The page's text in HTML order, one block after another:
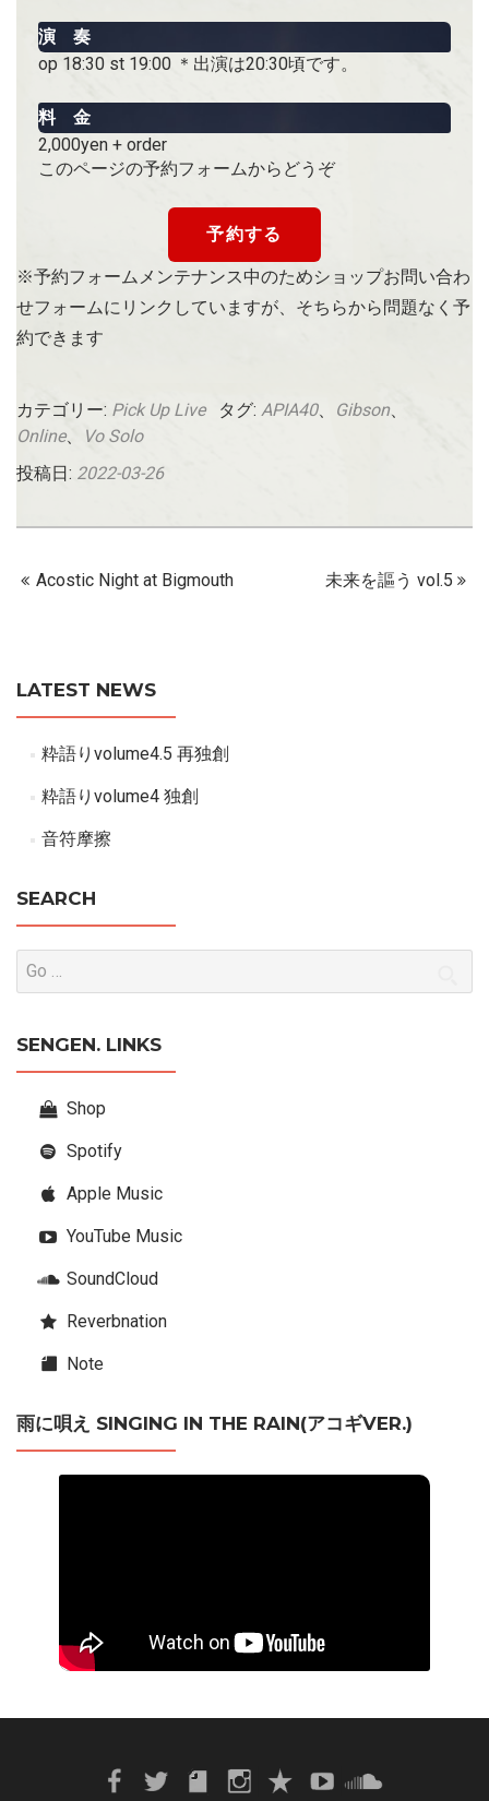
演 奏
op 18:30 st 19:00 ＊出演は20:30頃です。
料 金
2,000yen + order
このページの予約フォームからどうぞ
予約する
※予約フォームメンテナンス中のためショップお問い合わ
せフォームにリンクしていますが、そちらから問題なく予
約できます
カテゴリー: Pick Up Liveタグ: APIA40、 Gibson、
Online、
Vo Solo
投稿日: 2022-03-26
Acostic Night at Bigmouth 未来を謳う vol.5
LATEST NEWS
粋語りvolume4.5 再独創
粋語りvolume4 独創
音符摩擦
SEARCH
SENGEN. LINKS
Shop
Spotify
Apple Music
YouTube Music
SoundCloud
Reverbnation
Note
雨に唄え SINGING IN THE RAIN(アコギVER.)